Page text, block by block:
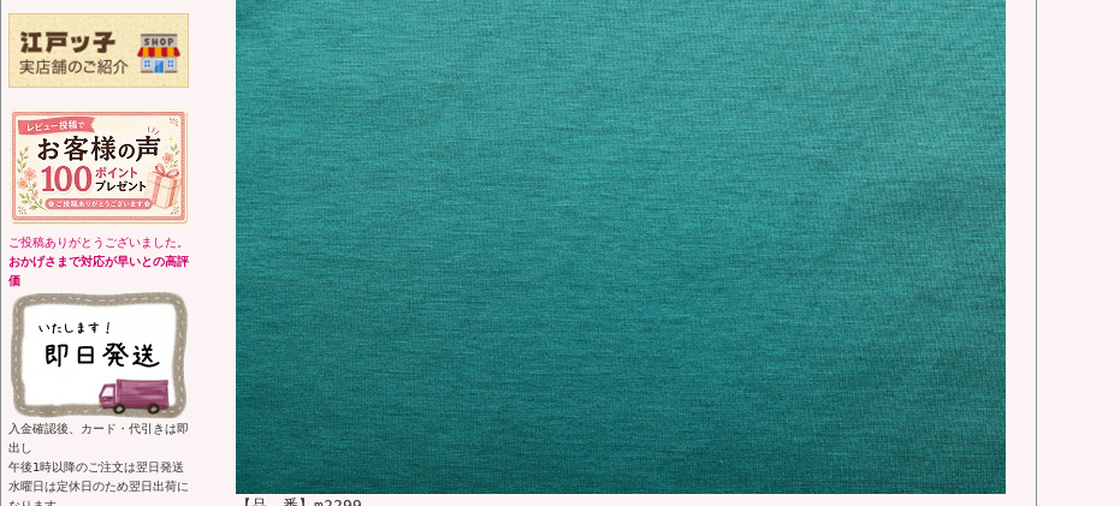
ご投稿ありがとうございました。
おかげさまで対応が早いとの高評
価
入金確認後、カード・代引きは即
出し
午後1時以降のご注文は翌日発送
水曜日は定休日のため翌日出荷に